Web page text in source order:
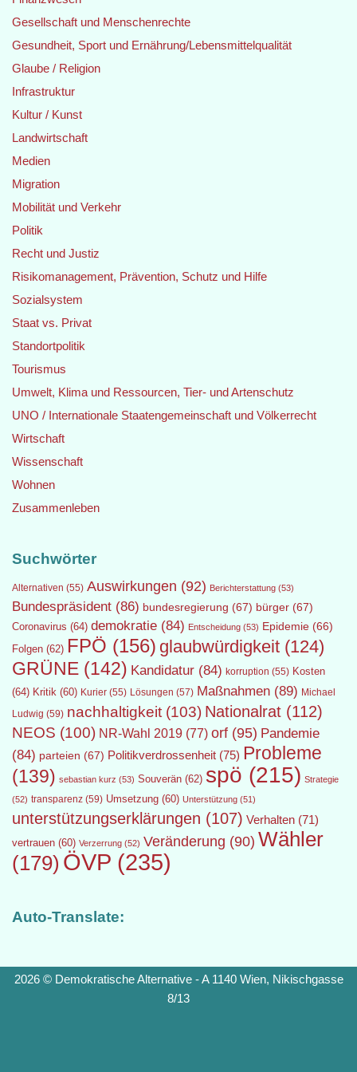
Gesellschaft und Menschenrechte
Gesundheit, Sport und Ernährung/Lebensmittelqualität
Glaube / Religion
Infrastruktur
Kultur / Kunst
Landwirtschaft
Medien
Migration
Mobilität und Verkehr
Politik
Recht und Justiz
Risikomanagement, Prävention, Schutz und Hilfe
Sozialsystem
Staat vs. Privat
Standortpolitik
Tourismus
Umwelt, Klima und Ressourcen, Tier- und Artenschutz
UNO / Internationale Staatengemeinschaft und Völkerrecht
Wirtschaft
Wissenschaft
Wohnen
Zusammenleben
Suchwörter
Alternativen (55) Auswirkungen (92) Berichterstattung (53)
Bundespräsident (86) bundesregierung (67) bürger (67)
Coronavirus (64) demokratie (84) Entscheidung (53) Epidemie (66)
Folgen (62) FPÖ (156) glaubwürdigkeit (124)
GRÜNE (142) Kandidatur (84) korruption (55) Kosten
(64) Kritik (60) Kurier (55) Lösungen (57) Maßnahmen (89) Michael
Ludwig (59) nachhaltigkeit (103) Nationalrat (112)
NEOS (100) NR-Wahl 2019 (77) orf (95) Pandemie
(84) parteien (67) Politikverdrossenheit (75) Probleme
(139) sebastian kurz (53) Souverän (62) spö (215) Strategie
(52) transparenz (59) Umsetzung (60) Unterstützung (51)
unterstützungserklärungen (107) Verhalten (71)
vertrauen (60) Verzerrung (52) Veränderung (90) Wähler
(179) ÖVP (235)
Auto-Translate:
2026 © Demokratische Alternative - A 1140 Wien, Nikischgasse
8/13